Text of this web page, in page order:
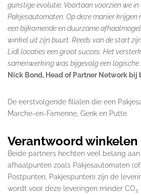
gunstige evolutie. Voortaan voorzien we
Pakjesautomaten. Op deze manier krijgen
een bijkomende en duurzame
winkel uit zijn buurt. Reeds van de start
Lidl locaties een groot succes. Het
samenwerking was bijgevolg een logische
Nick Bond, Head of Partner Network bij
De eerstvolgende filialen die een
Marche-en-Famenne, Genk en Putte.
Verantwoord winkelen
Beide partners hechten veel belang
afhaalpunten zoals Pakjesautomaten (of
Postpunten, Pakjespunten) zijn de
wordt voor deze leveringen minder CO2